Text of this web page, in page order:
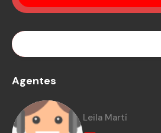
Agentes
Leila Martí